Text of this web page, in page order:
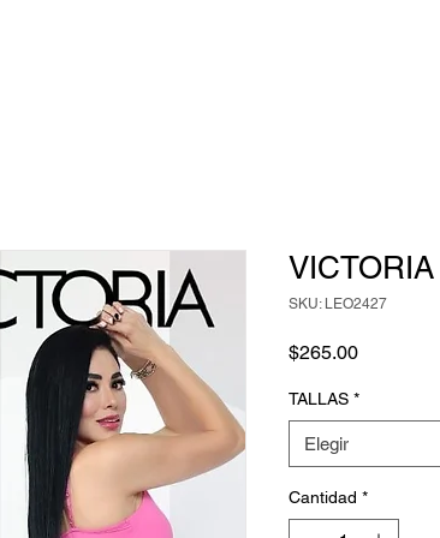
SKU: LEO2427
$265.00Precio
TALLAS *
Elegir
Cantidad *